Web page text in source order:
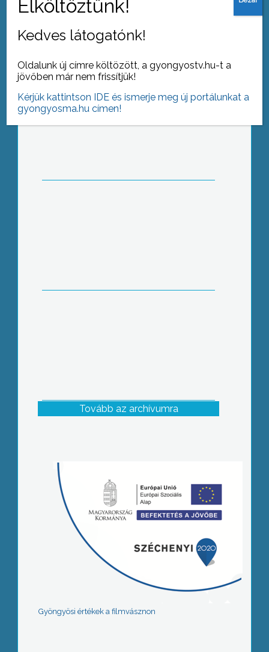
Fenyőfaállítás a Fő téren
Tovább az archívumra
Gyöngyösi értékek a filmvásznon
Kedves látogatónk!
Oldalunk új címre költözött, a gyongyostv.hu-t a
jövőben már nem frissítjük!
Kérjük kattintson IDE és ismerje meg új portálunkat a
gyongyosma.hu címen!